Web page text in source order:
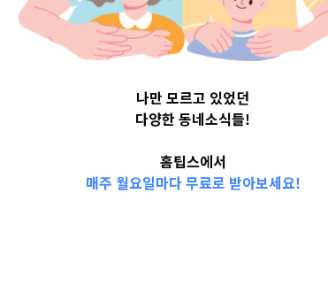
좌(디딤씨앗
나만 모르고 있었던
다양한 동네소식들!
홈팁스에서
매주 월요일마다 무료로 받아보세요!